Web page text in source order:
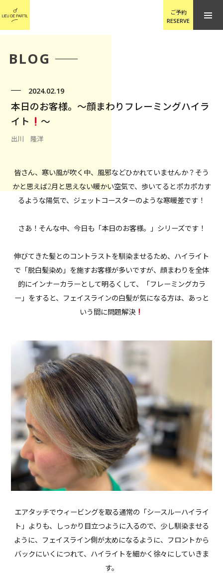
ご予約
RESERVE
BLOG
2024.02.19
本日のお客様。〜顔まわりフレーミングハイラ
イト
〜
出川 隆洋
皆さん、寒い風が吹く中、風邪などひかれていませんか？そう
かと思えば2月と思えない暖かい空気で、歩いてるとポカポカす
るような陽気で、ジェットコースターのような寒暖差です！
さあ！そんな中、今日も「本日のお客様。」シリーズです！
伸びてきた髪とのコントラストを馴染ませるため、ハイライト
で「脱白髪染め」を施すお客様が多いですが、顔まわりを全体
的にインナーカラーとして明るくして、「フレーミングカラ
ー」をすると、フェイスラインの白髪が気になる方は、あっと
いう間に問題解決
エアタッチでウィービングを取る通常の「シースルーハイライ
ト」よりも、しっかり目立つように入るので、少し馴染ませる
ように、フェイスライン側が太めになるように、フロントから
バックにいくにつれて、ハイライトを細かく徐々にしていきま
す。